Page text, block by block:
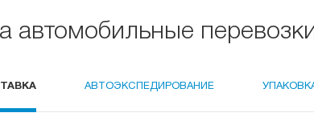
автомобильные
АВТОЭКСПЕДИРОВАНИЕ